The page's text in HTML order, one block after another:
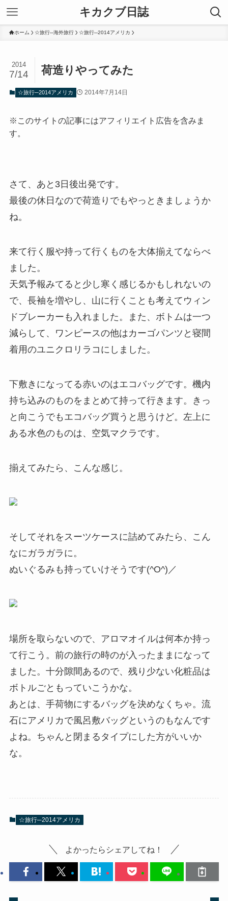
キカクブ日誌
ホーム ☆旅行─海外旅行 ☆旅行─2014アメリカ
荷造りやってみた
2014
7/14
☆旅行─2014アメリカ 2014年7月14日
※このサイトの記事にはアフィリエイト広告を含みま
す。
さて、あと3日後出発です。
最後の休日なので荷造りでもやっときましょうか
ね。
来て行く服や持って行くものを大体揃えてならべ
ました。
天気予報みてると少し寒く感じるかもしれないの
で、長袖を増やし、山に行くことも考えてウィン
ドブレーカーも入れました。また、ボトムは一つ
減らして、ワンピースの他はカーゴパンツと寝間
着用のユニクロリラコにしました。
下敷きになってる赤いのはエコバッグです。機内
持ち込みのものをまとめて持って行きます。きっ
と向こうでもエコバッグ買うと思うけど。左上に
ある水色のものは、空気マクラです。
揃えてみたら、こんな感じ。
そしてそれをスーツケースに詰めてみたら、こん
なにガラガラに。
ぬいぐるみも持っていけそうです(^O^)／
場所を取らないので、アロマオイルは何本か持っ
て行こう。前の旅行の時のが入ったままになって
ました。十分隙間あるので、残り少ない化粧品は
ボトルごともっていこうかな。
あとは、手荷物にするバッグを決めなくちゃ。流
石にアメリカで風呂敷バッグというのもなんです
よね。ちゃんと閉まるタイプにした方がいいか
な。
☆旅行─2014アメリカ
よかったらシェアしてね！